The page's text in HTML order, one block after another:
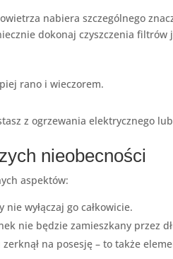
nabiera szczególnego
dokonaj czyszczenia filtrów
rano i wieczorem.
z ogrzewania elektrycznego
nieobecności
aspektów:
wyłączaj go całkowicie.
nie będzie zamieszkany przez
na posesję – to także